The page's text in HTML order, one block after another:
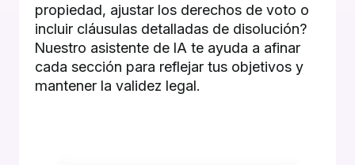
propiedad, ajustar los derechos de voto o
incluir cláusulas detalladas de disolución?
Nuestro asistente de IA te ayuda a afinar
cada sección para reflejar tus objetivos y
mantener la validez legal.